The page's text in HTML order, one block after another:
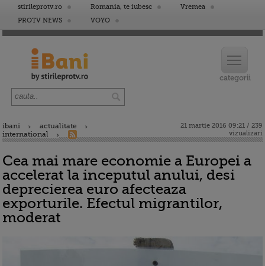
stirileprotv.ro Romania, te iubesc
Vremea
PROTV NEWS
VOYO
ibani
actualitate
international
21 martie 2016 09:21 / 239
vizualizari
Cea mai mare economie a Europei a
accelerat la inceputul anului, desi
deprecierea euro afecteaza
exporturile. Efectul migrantilor,
moderat